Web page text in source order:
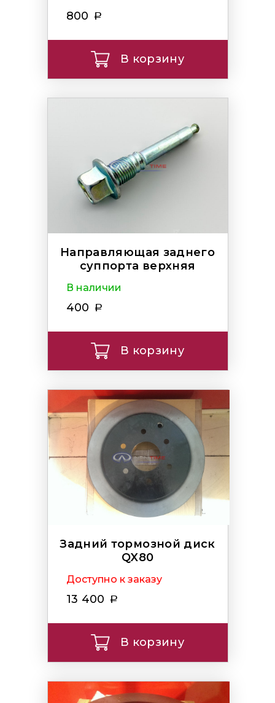
800
В корзину
Направляющая заднего
суппорта верхняя
В наличии
400
В корзину
Задний тормозной диск
QX80
Доступно к заказу
13 400
В корзину